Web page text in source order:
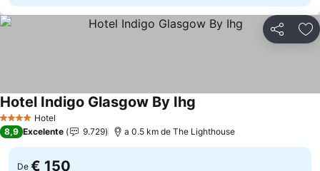
Partilhar
4 EstrelasHotel
Hotel Indigo Glasgow By Ihg
8,9 Excelente 9.729 a 0.5 km de The Lighthouse
De € 150